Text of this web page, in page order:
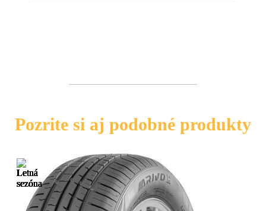
Pozrite si aj podobné produkty